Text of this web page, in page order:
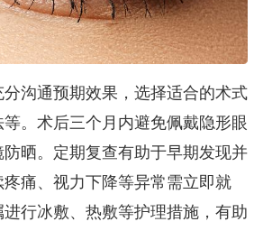
沟通预期效果，选择适合的术式
。术后三个月内避免佩戴隐形眼
晒。定期复查有助于早期发现并
痛、视力下降等异常需立即就
行冰敷、热敷等护理措施，有助